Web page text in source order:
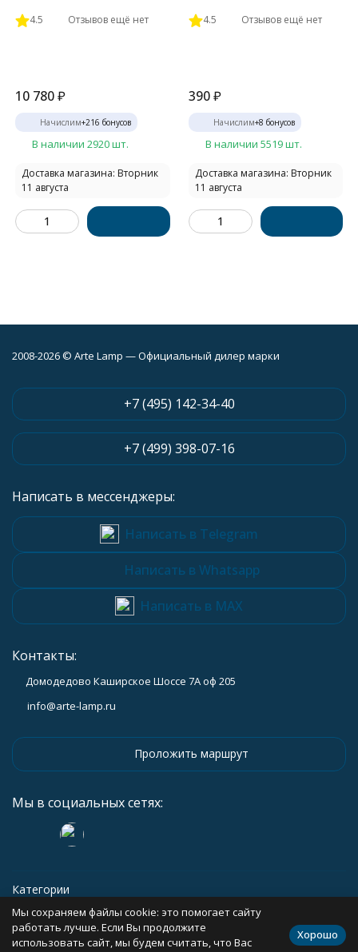
4.5 Отзывов ещё нет
10 780₽
Начислим+216 бонусов
В наличии 2920 шт.
Доставка магазина: Вторник
11 августа
4.5 Отзывов ещё нет
390 ₽
Начислим+8 бонусов
В наличии 5519 шт.
Доставка магазина: Вторник
11 августа
2008-2026 © Arte Lamp — Официальный дилер марки
+7 (495) 142-34-40
+7 (499) 398-07-16
Написать в мессенджеры:
Написать в Telegram
Написать в Whatsapp
Написать в MAX
Контакты:
Домодедово Каширское Шоссе 7А оф 205
info@arte-lamp.ru
Проложить маршрут
Мы в социальных сетях:
Категории
Информация
Мы сохраняем файлы cookie: это помогает сайту
работать лучше. Если Вы продолжите
использовать сайт, мы будем считать, что Вас
Хорошо